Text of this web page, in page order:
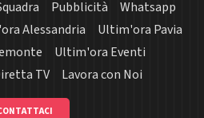
Pubblicità
Whatsapp
Alessandria
Ultim'ora Pavia
Ultim'ora Eventi
TV Lavora con Noi